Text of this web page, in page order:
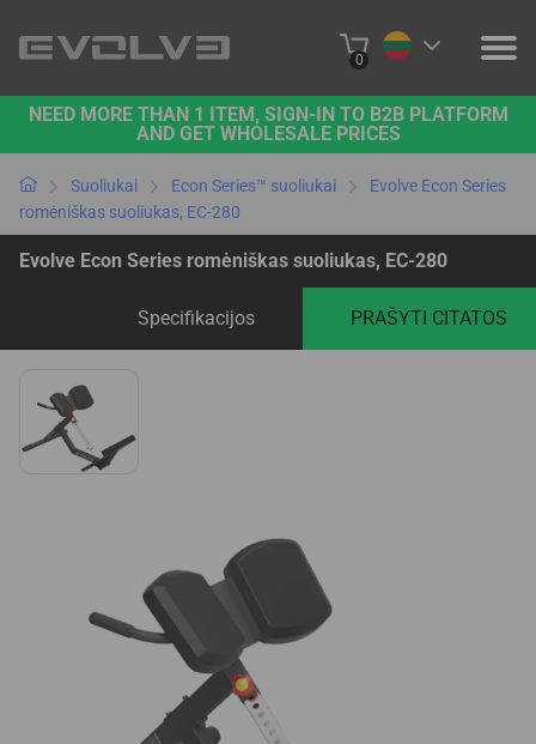
0
PRODUKTAI
PROJEKTAI
APIE MUS
PIRKTI INTERNETU
NEED MORE THAN 1 ITEM, SIGN-IN TO B2B PLATFORM
AND GET WHOLESALE PRICES
Suoliukai Econ Series™ suoliukai
Evolve Econ Series
romėniškas suoliukas, EC-280
Evolve Econ Series romėniškas suoliukas, EC-280
Specifikacijos PRAŠYTI CITATOS